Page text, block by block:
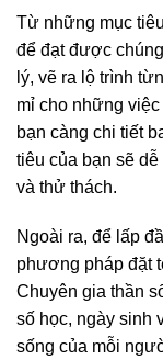
Từ những mục
để đạt được
lý, vẽ ra lộ trình
mỉ cho những
bạn càng chi tiết
tiêu của bạn sẽ
và thử thách.
Ngoài ra, để lấp
phương pháp đặt
Chuyên gia thần
số học, ngày sinh
sống của mỗi